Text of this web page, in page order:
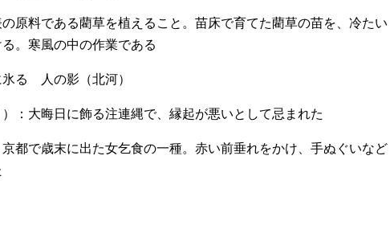
の原料である藺草を植えること。苗床で育てた藺草の苗を、冷たい
。寒風の中の作業である
る 人の影（北河）
：大晦日に飾る注連縄で、縁起が悪いとして忌まれた
京都で歳末に出た女乞食の一種。赤い前垂れをかけ、手ぬぐいなど